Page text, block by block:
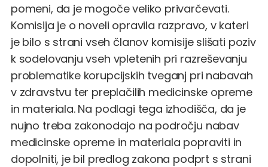
pomeni, da je mogoče veliko privarčevati.
Komisija je o noveli opravila razpravo, v kateri
je bilo s strani vseh članov komisije slišati poziv
k sodelovanju vseh vpletenih pri razreševanju
problematike korupcijskih tveganj pri nabavah
v zdravstvu ter preplačilih medicinske opreme
in materiala. Na podlagi tega izhodišča, da je
nujno treba zakonodajo na področju nabav
medicinske opreme in materiala popraviti in
dopolniti, je bil predlog zakona podprt s strani